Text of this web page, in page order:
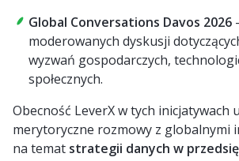
Global Conversations Davos 2026
moderowanych dyskusji
wyzwań gospodarczych,
społecznych.
Obecność LeverX w tych inicjatywach
merytoryczne rozmowy z globalnymi
na temat strategii danych w